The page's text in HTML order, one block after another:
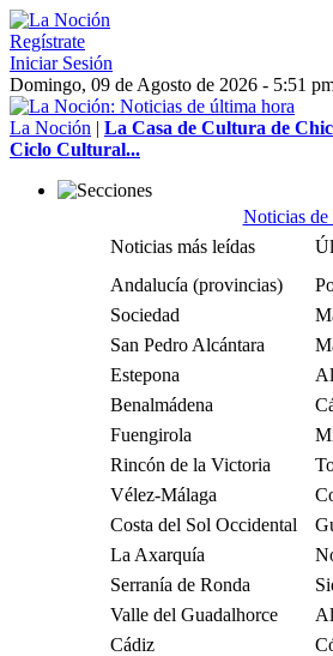
Regístrate
Iniciar Sesión
Domingo, 09 de Agosto de 2026 - 5:51
La Noción | La Casa de Cultura de
Ciclo Cultural...
Noticias de
Noticias más leídas
Andalucía (provincias)
Sociedad
San Pedro Alcántara
Estepona
Benalmádena
Fuengirola
Rincón de la Victoria
Vélez-Málaga
Costa del Sol Occidental
La Axarquía
Serranía de Ronda
Valle del Guadalhorce
Cádiz